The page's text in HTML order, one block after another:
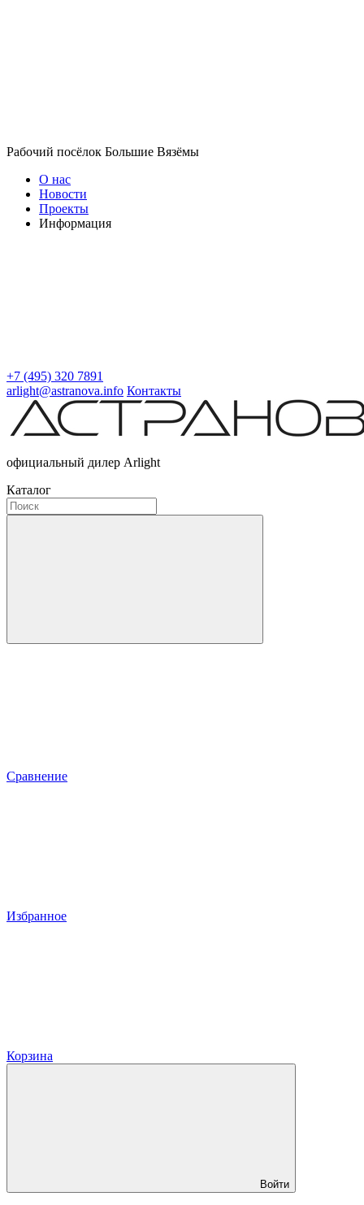
Рабочий посёлок Большие Вязёмы
О нас
Новости
Проекты
Информация
+7 (495) 320 7891
arlight@astranova.info Контакты
официальный дилер Arlight
Каталог
Сравнение
Избранное
Корзина
Войти